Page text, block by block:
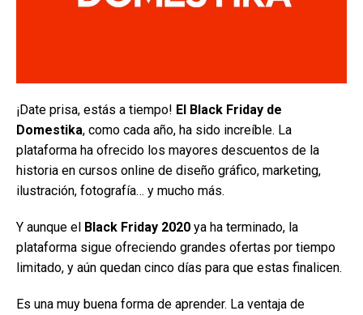
¡Date prisa, estás a tiempo! El Black Friday de
Domestika, como cada año, ha sido increíble. La
plataforma ha ofrecido los mayores descuentos de la
historia en cursos online de diseño gráfico, marketing,
ilustración, fotografía… y mucho más.
Y aunque el Black Friday 2020 ya ha terminado, la
plataforma sigue ofreciendo grandes ofertas por tiempo
limitado, y aún quedan cinco días para que estas finalicen.
Es una muy buena forma de aprender. La ventaja de